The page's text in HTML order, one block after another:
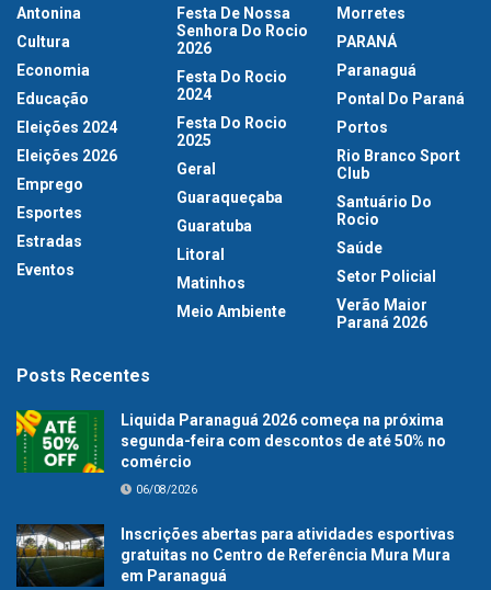
Antonina
Cultura
Economia
Educação
Eleições 2024
Eleições 2026
Emprego
Esportes
Estradas
Eventos
Festa De Nossa
Senhora Do Rocio
2026
Festa Do Rocio
2024
Festa Do Rocio
2025
Geral
Guaraqueçaba
Guaratuba
Litoral
Matinhos
Meio Ambiente
Morretes
PARANÁ
Paranaguá
Pontal Do Paraná
Portos
Rio Branco Sport
Club
Santuário Do
Rocio
Saúde
Setor Policial
Verão Maior
Paraná 2026
Posts Recentes
Liquida Paranaguá 2026 começa na próxima
segunda-feira com descontos de até 50% no
comércio
06/08/2026
Inscrições abertas para atividades esportivas
gratuitas no Centro de Referência Mura Mura
em Paranaguá